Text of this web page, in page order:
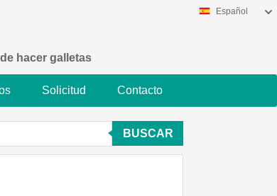
hacer galletas
Español
Solicitud Contacto
BUSCAR